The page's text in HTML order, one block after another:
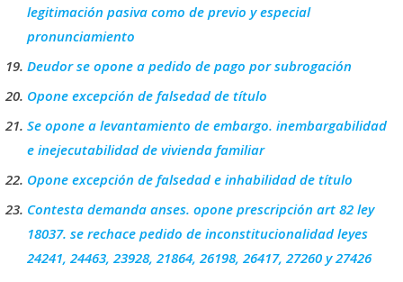
legitimación pasiva como de previo y especial
pronunciamiento
Deudor se opone a pedido de pago por subrogación
Opone excepción de falsedad de título
Se opone a levantamiento de embargo. inembargabilidad
e inejecutabilidad de vivienda familiar
Opone excepción de falsedad e inhabilidad de título
Contesta demanda anses. opone prescripción art 82 ley
18037. se rechace pedido de inconstitucionalidad leyes
24241, 24463, 23928, 21864, 26198, 26417, 27260 y 27426